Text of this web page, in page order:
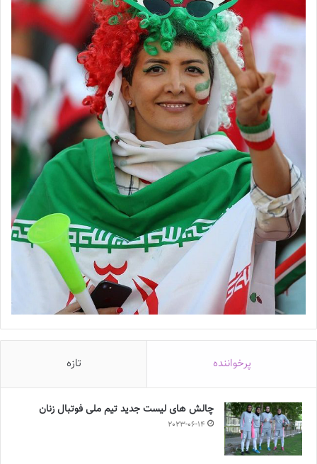
پرخواننده تازه
چالش هاى ليست جدید تيم ملى فوتبال زنان
2023-06-14